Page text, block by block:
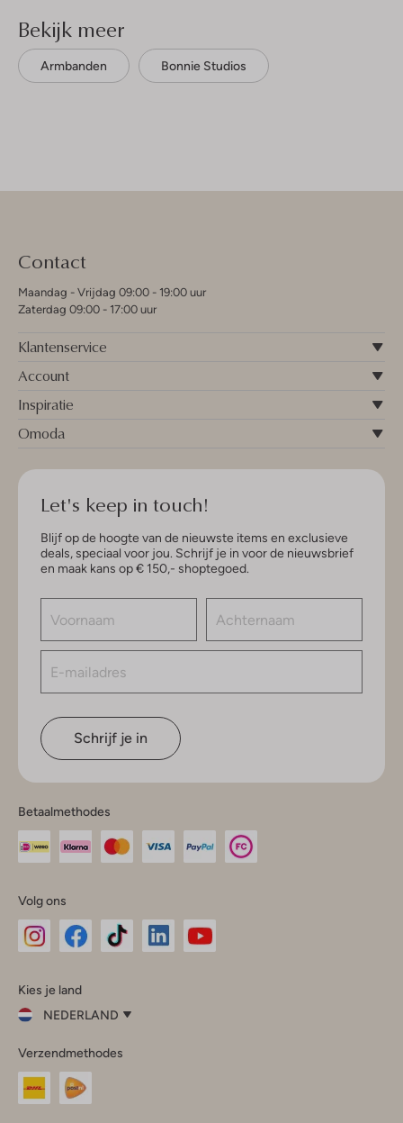
Bekijk meer
Armbanden Bonnie Studios
Contact
Maandag - Vrijdag 09:00 - 19:00 uur
Zaterdag 09:00 - 17:00 uur
Klantenservice
Account
Inspiratie
Omoda
Let's keep in touch!
Blijf op de hoogte van de nieuwste items en exclusieve
deals, speciaal voor jou. Schrijf je in voor de nieuwsbrief
en maak kans op € 150,- shoptegoed.
Schrijf je in
Betaalmethodes
Volg ons
InstagramFacebook
Kies je land
NEDERLAND
je
land
Nederland
Verzendmethodes